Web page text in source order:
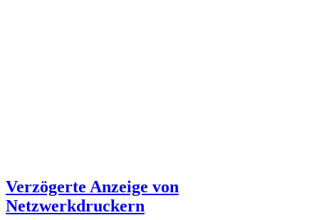
Verzögerte Anzeige von
Netzwerkdruckern